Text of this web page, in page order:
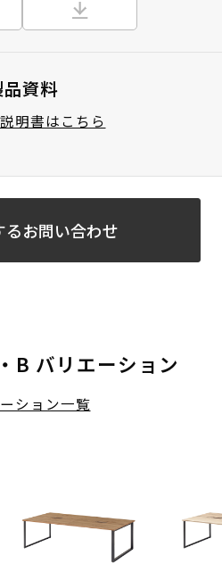
品資料
明書はこちら
るお問い合わせ
B バリエーション
ション一覧